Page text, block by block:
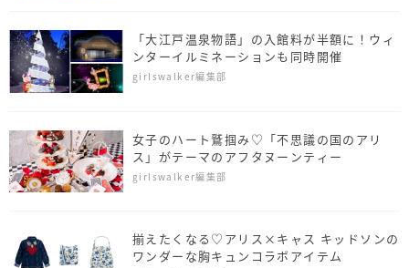
「大江戸温泉物語」の入館料が半額に！ウィ
ンターイルミネーションも同時開催
girlswalker編集部
女子のハート鷲掴み♡「不思議の国のアリ
ス」がテーマのアフタヌーンティー
girlswalker編集部
揃えたくなる♡アリス×キャス キッドソンの
ワンダーな胸キュンコラボアイテム